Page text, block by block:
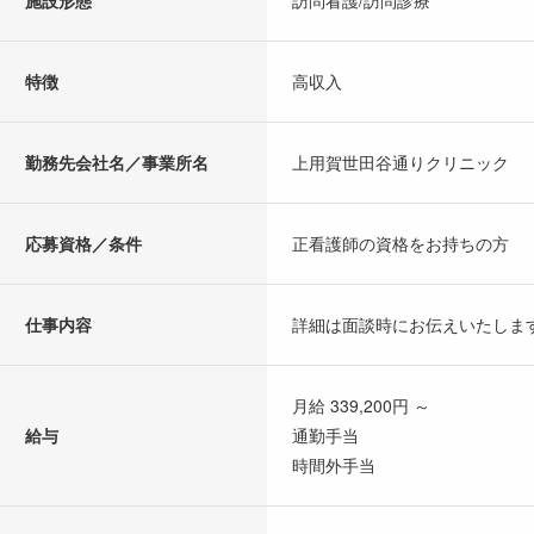
特徴 高収入
勤務先会社名／事業所名 上用賀世田谷通りクリニック
応募資格／条件 正看護師の資格をお持ちの方
仕事内容 詳細は面談時にお伝えいたしま
給与
月給 339,200円 ～
通勤手当
時間外手当